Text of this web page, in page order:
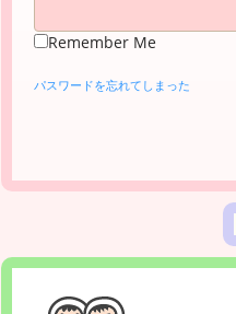
Remember Me
パスワードを忘れてしまった